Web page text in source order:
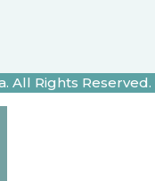
All Rights Reserved.